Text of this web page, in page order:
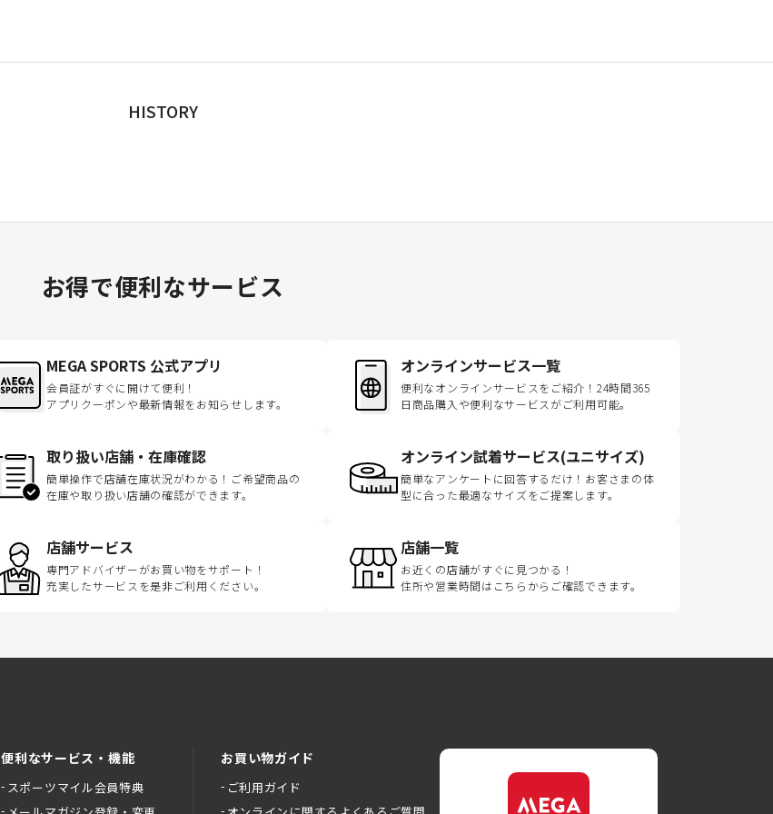
HISTORY
お得で便利なサービス
MEGA SPORTS 公式アプリ
会員証がすぐに開けて便利！
アプリクーポンや最新情報をお知らせします。
オンラインサービス一覧
便利なオンラインサービスをご紹介！24時間365
日商品購入や便利なサービスがご利用可能。
取り扱い店舗・在庫確認
簡単操作で店舗在庫状況がわかる！ご希望商品の
在庫や取り扱い店舗の確認ができます。
オンライン試着サービス(ユニサイズ)
簡単なアンケートに回答するだけ！お客さまの体
型に合った最適なサイズをご提案します。
店舗サービス
専門アドバイザーがお買い物をサポート！
充実したサービスを是非ご利用ください。
店舗一覧
お近くの店舗がすぐに見つかる！
住所や営業時間はこちらからご確認できます。
便利なサービス・機能
スポーツマイル会員特典
お買い物ガイド
ご利用ガイド